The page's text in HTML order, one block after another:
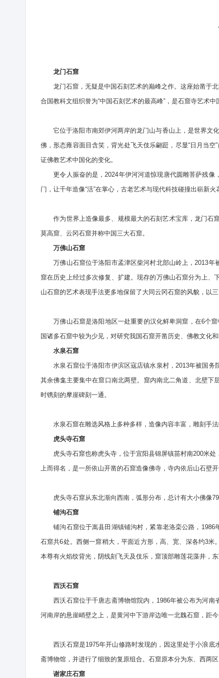
勾
龙门石窟
龙门石窟，无疑是中国石刻艺术的巅峰之作。这座始凿于北
合国教科文组织誉为“中国石刻艺术的最高峰”，是石窟寺艺术中
它位于洛阳市南郊伊河两岸的龙门山与香山上，是世界文
佛，形态雍容面目含笑，背光处飞天伎乐翩跹，尽显“日月当
证佛教艺术中国化的变化。
更令人振奋的是，2024年伊河河道惊现唐代圆雕菩萨残像
门，让千年造像“活”在掌心，古老艺术与现代科技碰撞出崭新火
作为世界上造像最多、规模最大的石刻艺术宝库，龙门石
莫高窟、云冈石窟并称中国三大石窟。
万佛山石窟
万佛山石窟位于洛阳市孟津区柴河村北部山岭上，2013年
窟在历史上经过多次修复、扩建。现存的万佛山石窟分为上
山石窟的艺术表现手法更多地保留了大同云冈石窟的风貌，以
万佛山石窟是洛阳地区一处重要的汉化鲜卑洞窟，在6个窟
国诸多石窟中较为少见，对研究我国石窟开凿历史、佛教文化
水泉石窟
水泉石窟位于洛阳市伊滨区寇店镇水泉村，2013年被国务
其余佛龛主要集中在窟口南北两壁。窟内南北二角道、北壁
时镌刻的摩崖碑刻一通。
水泉石窟在雕选风格上多种多样，造像内容丰富，雕刻手法
虎头寺石窟
虎头寺石窟也称虎头寺，位于宜阳县锦屏镇苗村南200米处
上而得名，是一所依山开凿的石窟造像佛寺，寺内依后山石壁开
虎头寺石窟从东北渐向西南，弧形分布，总计有大小佛像
铺沟石窟
铺沟石窟位于嵩县田湖镇铺沟村，紧靠老洛栾公路，1986
石窟共6处。西侧一窟稍大，平面近方形，高、宽、深各约3
本尊有火焰纹背光，阴线刻飞天及伎乐，窟顶部雕莲花藻井，
西沃石窟
西沃石窟位于千唐志斋博物馆院内，1986年被公布为河南
河南岸的悬崖峭壁之上，是黄河中下游岸边唯一北魏石窟，距今
西沃石窟是1975年开山修路时发现的，因这里处于小浪底
斋博物馆，并进行了细致的复原组合。石窟原本分为东、西两
谢家庄石窟